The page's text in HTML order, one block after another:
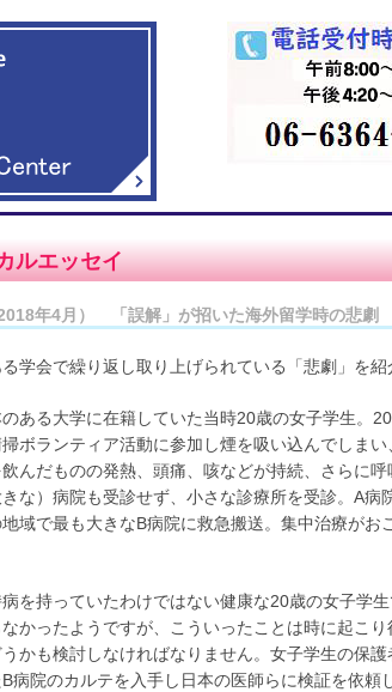
ルエッセイ
年4月） 「誤解」が招いた海外留学時の悲劇
学会で繰り返し取り上げられている「悲劇」を紹
ある大学に在籍していた当時20歳の女子学生。
ボランティア活動に参加し煙を吸い込んでしま
んだものの発熱、頭痛、咳などが持続、さらに呼
きな）病院も受診せず、小さな診療所を受診。A病
域で最も大きなB病院に救急搬送。集中治療がお
を持っていたわけではない健康な20歳の女子学
かったようですが、こういったことは時に起こ
かも検討しなければなりません。女子学生の保
病院のカルテを入手し日本の医師らに検証を依頼